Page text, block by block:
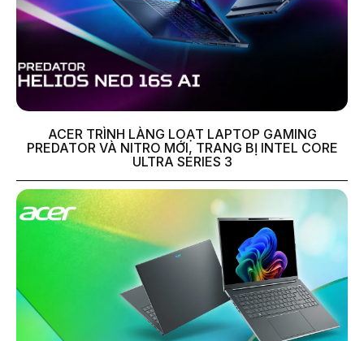
ACER TRÌNH LÀNG LOẠT LAPTOP GAMING
PREDATOR VÀ NITRO MỚI, TRANG BỊ INTEL CORE
ULTRA SERIES 3